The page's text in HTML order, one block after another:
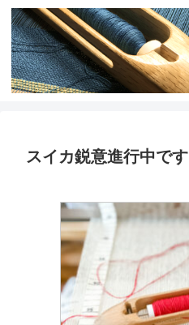
スイカ鋭意進行中です